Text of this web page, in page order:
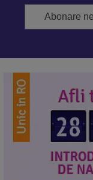
Abonare